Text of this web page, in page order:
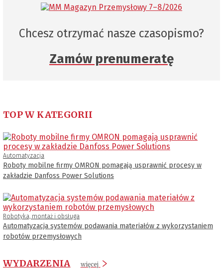
Chcesz otrzymać nasze czasopismo?
Zamów prenumeratę
TOP W KATEGORII
Automatyzacja
Roboty mobilne firmy OMRON pomagają usprawnić procesy w
zakładzie Danfoss Power Solutions
Robotyka, montaż i obsługa
Automatyzacja systemów podawania materiałów z wykorzystaniem
robotów przemysłowych
WYDARZENIA więcej